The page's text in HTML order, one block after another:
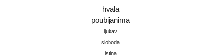
hvala
poubijanima
ljubav
sloboda
istina